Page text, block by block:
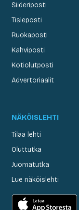
Siideriposti
Tisleposti
Ruokaposti
Kahviposti
Kotiolutposti
Advertoriaalit
NÄKÖISLEHTI
Tilaa lehti
Oluttutka
Juomatutka
Lue näköislehti